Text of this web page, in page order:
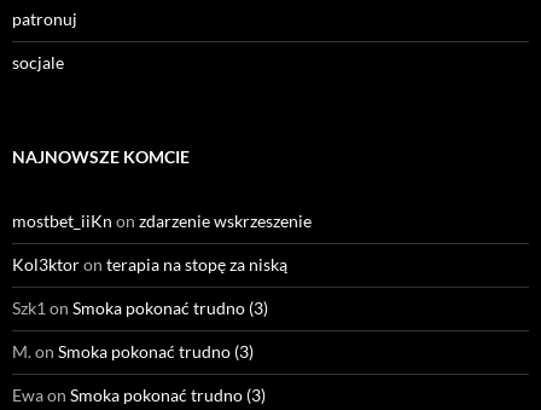
patronuj
socjale
NAJNOWSZE KOMCIE
mostbet_iiKn on zdarzenie wskrzeszenie
Kol3ktoron terapia na stopę za niską
Szk1 on Smoka pokonać trudno (3)
M.on Smoka pokonać trudno (3)
Ewaon Smoka pokonać trudno (3)